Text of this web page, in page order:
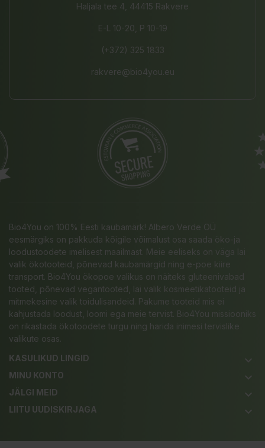
Haljala tee 4, 44415 Rakvere
E-L 10-20, P 10-19
(+372) 325 1833
rakvere@bio4you.eu
Bio4You on 100% Eesti kaubamärk! Albero Verde OÜ
eesmärgiks on pakkuda kõigile võimalust osa saada öko-ja
loodustoodete imelisest maailmast. Meie eeliseks on väga lai
valik ökotooteid, põnevad kaubamärgid ning e-poe kiire
transport. Bio4You ökopoe valikus on näiteks gluteenivabad
tooted, põnevad vegantooted, lai valik kosmeetikatooteid ja
mitmekesine valik toidulisandeid. Pakume tooteid mis ei
kahjustada loodust, loomi ega meie tervist. Bio4You missiooniks
on rikastada ökotoodete turgu ning harida inimesi tervislike
valikute osas.
KASULIKUD LINGID
keyboard_arrow_down
MINU KONTO keyboard_arrow_down
JÄLGI MEID keyboard_arrow_down
LIITU UUDISKIRJAGA keyboard_arrow_down